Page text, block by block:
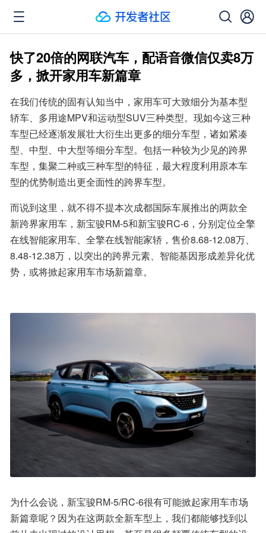
快了20倍的网联汽车，配语音微信仅卖8万
多，掀开家用车新篇章
在我们传统的固有认知当中，家用车可大致细分为基本型
轿车、多用途MPV和运动型SUV三种类型。现如今这三种
车型已经逐渐发展壮大衍生出更多的细分车型，诸如紧凑
型、中型、中大型等细分车型。包括一种较为少见的跨界
车型，集聚二种或三种车型的特征，最大程度利用原本车
型的优势制造出更全面性的跨界车型。
而说到这里，就不得不提本次成都国际车展推出的两款全
新跨界家用车，新宝骏RM-5和新宝骏RC-6，分别定位全擎
在线智能家用车、全擎在线智能家轿，售价8.68-12.08万、
8.48-12.38万，以突出的跨界元素、智能基因形成差异化优
势，或将掀起家用车市场新篇章。
为什么会说，新宝骏RM-5/RC-6很有可能掀起家用车市场
新篇章呢？因为在这两款全新车型上，我们都能够找到以